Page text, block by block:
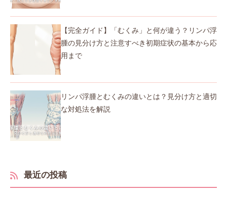
【完全ガイド】「むくみ」と何が違う？リンパ浮
腫の見分け方と注意すべき初期症状の基本から応
用まで
リンパ浮腫とむくみの違いとは？見分け方と適切
な対処法を解説
最近の投稿